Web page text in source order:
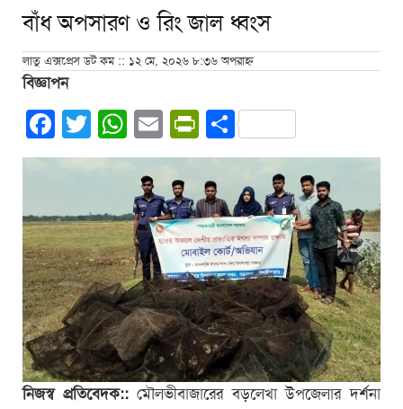
বাঁধ অপসারণ ও রিং জাল ধ্বংস
লাতু এক্সপ্রেস ডট কম :: ১২ মে, ২০২৬ ৮:৩৬ অপরাহ্ন
বিজ্ঞাপন
Facebook
Twitter
WhatsApp
EmailPrintFriendly
Share
নিজস্ব প্রতিবেদক::মৌলভীবাজারের বড়লেখা উপজেলার দর্শনা